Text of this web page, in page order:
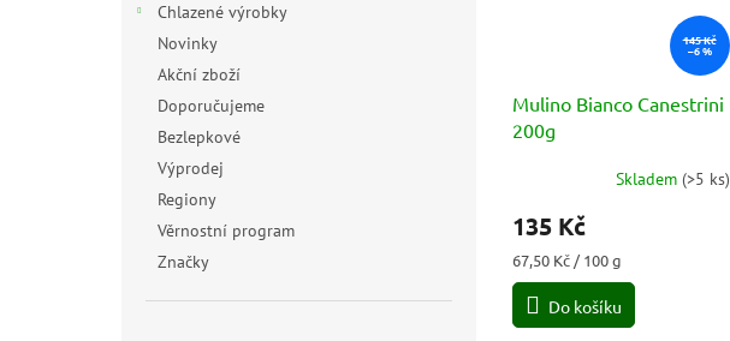
Chlazené výrobky
Novinky
Akční zboží
Doporučujeme
Bezlepkové
Výprodej
Regiony
Věrnostní program
Značky
145 Kč
–6 %
Mulino Bianco Canestrini
200g
produktu
5,0
5
Skladem (>5 ks)
135 Kč
Měrná
cena:
67,50 Kč / 100 g
Do košíku